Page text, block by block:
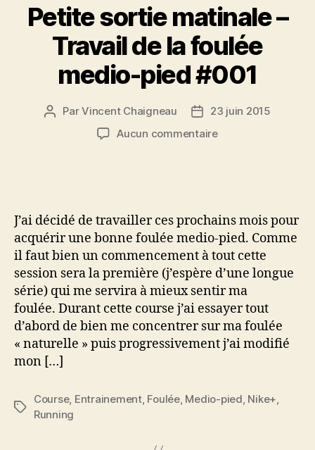
Petite sortie matinale –
Travail de la foulée
medio-pied #001
Auteur
ParVincent Chaigneau
Date
de
23 juin 2015
Aucun commentairesur
de
la
foulée
medio-
pied
#001
J’ai décidé de travailler ces prochains mois pour
acquérir une bonne foulée medio-pied. Comme
il faut bien un commencement à tout cette
session sera la première (j’espère d’une longue
série) qui me servira à mieux sentir ma
foulée. Durant cette course j’ai essayer tout
d’abord de bien me concentrer sur ma foulée
« naturelle » puis progressivement j’ai modifié
mon […]
Étiquettes
Course, Entrainement, Foulée, Medio-pied Nike+
Running